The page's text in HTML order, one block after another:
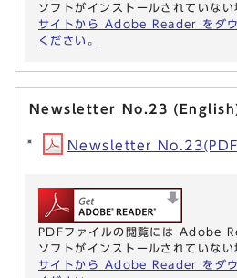
ソフトがインストールされていない
サイトから Adobe Reader をダウ
ください。
Newsletter No.23
Newsletter
PDFファイルの閲覧には Adobe
ソフトがインストールされていない
サイトから Adobe Reader をダウ